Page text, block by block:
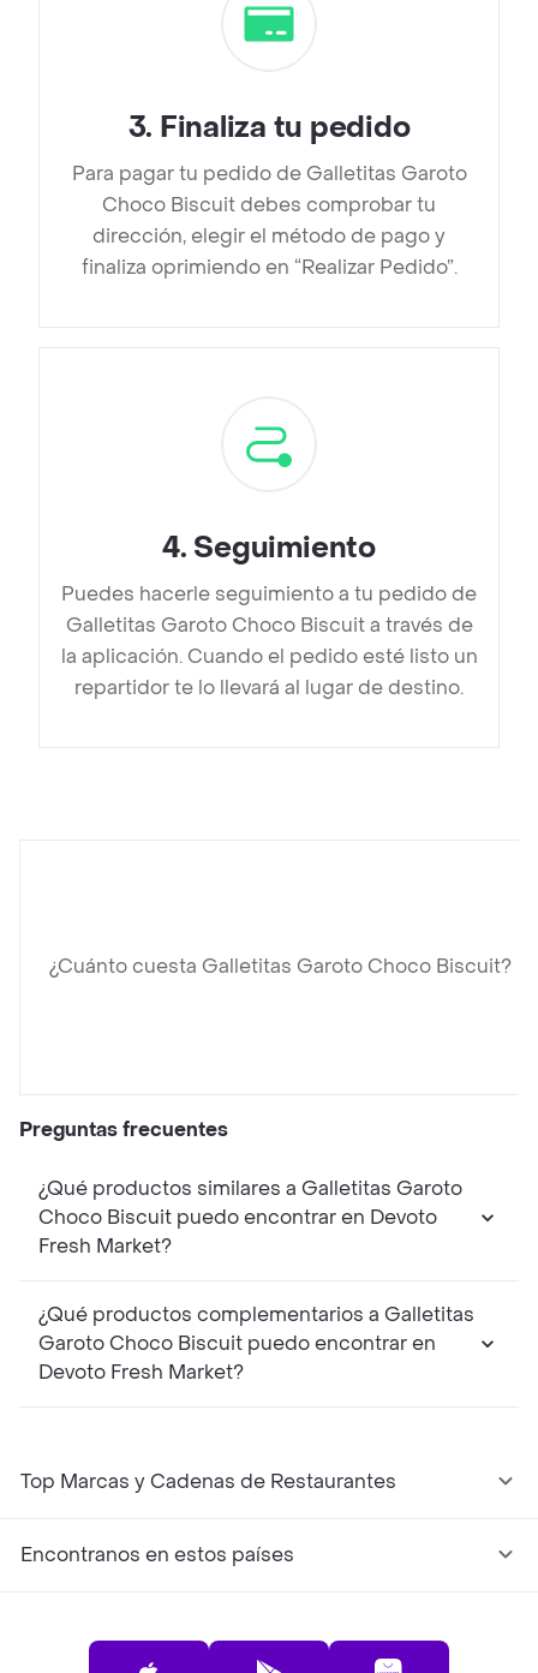
3. Finaliza tu pedido
Para pagar tu pedido de Galletitas Garoto
Choco Biscuit debes comprobar tu
dirección, elegir el método de pago y
finaliza oprimiendo en “Realizar Pedido”.
4. Seguimiento
Puedes hacerle seguimiento a tu pedido de
Galletitas Garoto Choco Biscuit a través de
la aplicación. Cuando el pedido esté listo un
repartidor te lo llevará al lugar de destino.
¿Cuánto cuesta Galletitas Garoto Choco Biscuit?
Preguntas frecuentes
¿Qué productos similares a Galletitas Garoto
Choco Biscuit puedo encontrar en Devoto
Fresh Market?
¿Qué productos complementarios a Galletitas
Garoto Choco Biscuit puedo encontrar en
Devoto Fresh Market?
Top Marcas y Cadenas de Restaurantes
Encontranos en estos países